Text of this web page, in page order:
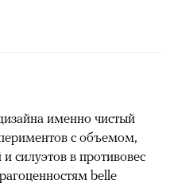
именно чистый
с объемом,
силуэтов в противовес
belle